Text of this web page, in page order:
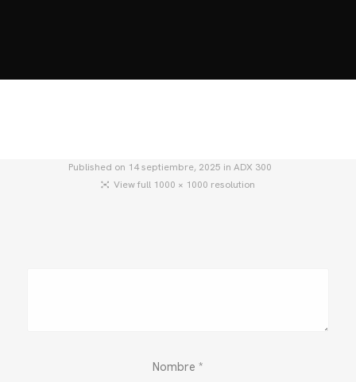
Published on 14 septiembre, 2025 in ADX 300
View full 1000 × 1000 resolution
Nombre *